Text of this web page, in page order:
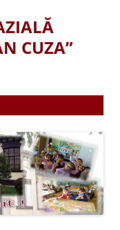
CUZA”